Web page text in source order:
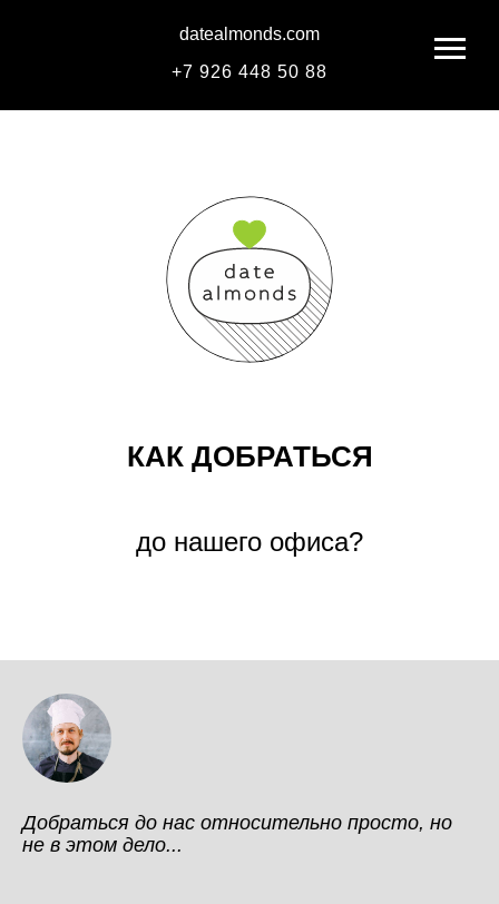
datealmonds.com
+7 926 448 50 88
КАК ДОБРАТЬСЯ
до нашего офиса?
Добраться до нас относительно просто, но
не в этом дело...